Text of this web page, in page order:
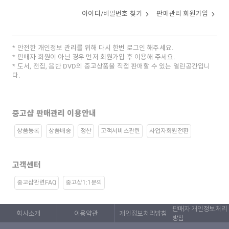
아이디/비밀번호 찾기 판매관리 회원가입
안전한 개인정보 관리를 위해 다시 한번 로그인 해주세요.
판매자 회원이 아닌 경우 먼저 회원가입 후 이용해 주세요.
도서, 전집, 음반 DVD의 중고상품을 직접 판매할 수 있는 열린공간입니
다.
중고샵 판매관리 이용안내
상품등록 상품배송 정산 고객서비스관련 사업자회원전환
고객센터
중고샵관련FAQ 중고샵1:1문의
회사소개 이용약관 개인정보처리방침
판매자 개인정보처리
방침